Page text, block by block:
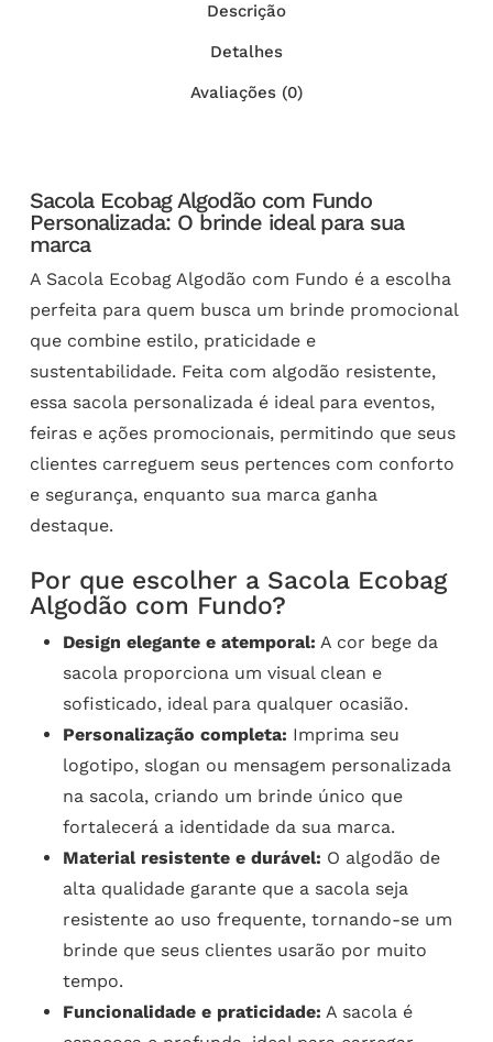
Descrição
Detalhes
Avaliações (0)
Sacola Ecobag Algodão com Fundo
Personalizada: O brinde ideal para sua
marca
A Sacola Ecobag Algodão com Fundo é a escolha
perfeita para quem busca um brinde promocional
que combine estilo, praticidade e
sustentabilidade. Feita com algodão resistente,
essa sacola personalizada é ideal para eventos,
feiras e ações promocionais, permitindo que seus
clientes carreguem seus pertences com conforto
e segurança, enquanto sua marca ganha
destaque.
Por que escolher a Sacola Ecobag
Algodão com Fundo?
Design elegante e atemporal: A cor bege da
sacola proporciona um visual clean e
sofisticado, ideal para qualquer ocasião.
Personalização completa: Imprima seu
logotipo, slogan ou mensagem personalizada
na sacola, criando um brinde único que
fortalecerá a identidade da sua marca.
Material resistente e durável: O algodão de
alta qualidade garante que a sacola seja
resistente ao uso frequente, tornando-se um
brinde que seus clientes usarão por muito
tempo.
Funcionalidade e praticidade: A sacola é